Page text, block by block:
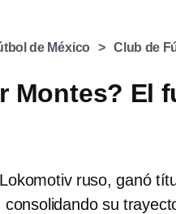
de México Club de
Montes? El
ruso, ganó
su